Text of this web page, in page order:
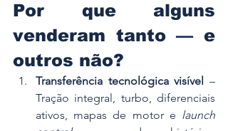
Por que alguns
venderam tanto — e
outros não?
Transferência tecnológica visível
–
Tração integral, turbo, diferenciais
ativos, mapas de motor e launch